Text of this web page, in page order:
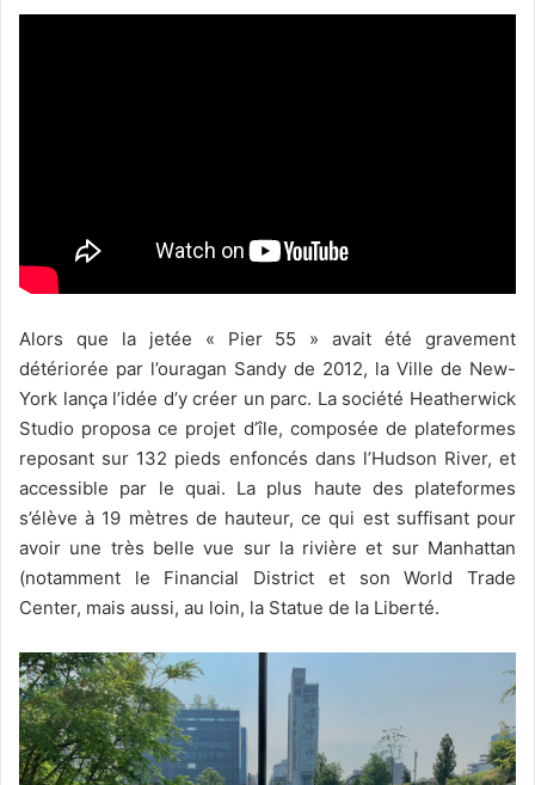
Alors que la jetée « Pier 55 » avait été gravement
détériorée par l’ouragan Sandy de 2012, la Ville de New-
York lança l’idée d’y créer un parc. La société Heatherwick
Studio proposa ce projet d’île, composée de plateformes
reposant sur 132 pieds enfoncés dans l’Hudson River, et
accessible par le quai. La plus haute des plateformes
s’élève à 19 mètres de hauteur, ce qui est suffisant pour
avoir une très belle vue sur la rivière et sur Manhattan
(notamment le Financial District et son World Trade
Center, mais aussi, au loin, la Statue de la Liberté.